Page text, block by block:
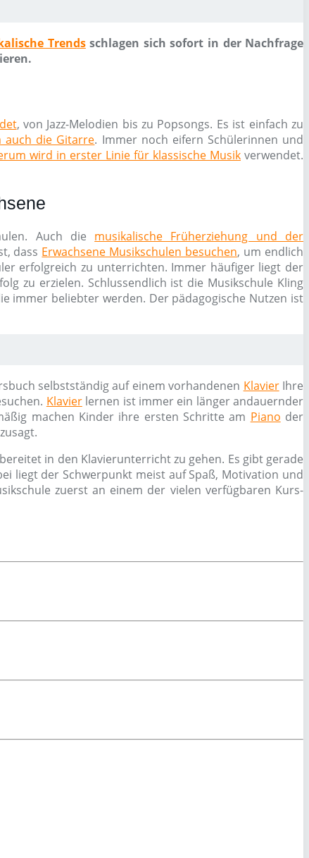
Trendsschlagen sich sofort in der Nachfrage
, von Jazz-Melodien bis zu Popsongs. Es ist einfach zu
auch die Gitarre. Immer noch eifern Schülerinnen und
wird in erster Linie für klassische Musik verwendet.
Auch die musikalische Früherziehung und der
dass Erwachsene Musikschulen besuchen, um endlich
erfolgreich zu unterrichten. Immer häufiger liegt der
zu erzielen. Schlussendlich ist die Musikschule Kling
immer beliebter werden. Der pädagogische Nutzen ist
selbstständig auf einem vorhandenen KlavierIhre
Klavierlernen ist immer ein länger andauernder
machen Kinder ihre ersten Schritte am Piano der
in den Klavierunterricht zu gehen. Es gibt gerade
liegt der Schwerpunkt meist auf Spaß, Motivation und
zuerst an einem der vielen verfügbaren Kurs-